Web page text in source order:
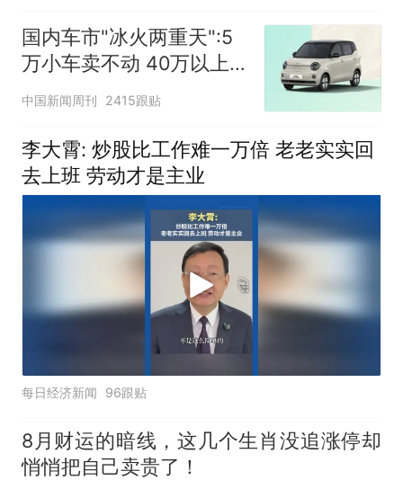
国内车市"冰火两重天":5
万小车卖不动 40万以上
的抢购
中国新闻周刊 2415跟贴
李大霄: 炒股比工作难一万倍 老老实实回
去上班 劳动才是主业
每日经济新闻 96跟贴
8月财运的暗线，这几个生肖没追涨停却
悄悄把自己卖贵了！